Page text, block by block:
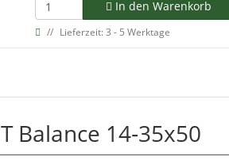
In den Warenkorb
Lieferzeit: 3 - 5 Werktage
Balance 14‑35x50